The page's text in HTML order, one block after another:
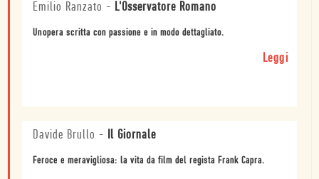
Emilio Ranzato - L'Osservatore Romano
Unopera scritta con passione e in modo dettagliato.
Leggi
Davide Brullo - Il Giornale
Feroce e meravigliosa: la vita da film del regista Frank Capra.